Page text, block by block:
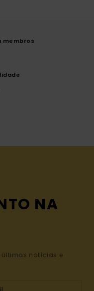
membros
NA
últimas notícias e